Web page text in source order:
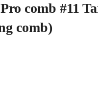
comb #11
comb)